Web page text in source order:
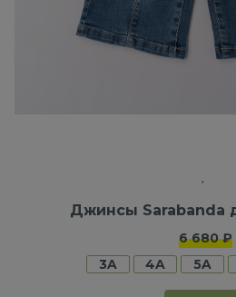
Джинсы Sarabanda
6 680 ₽
3A
4A 5A